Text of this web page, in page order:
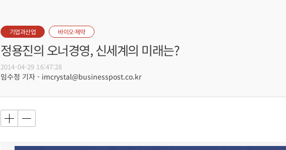
기업과산업 바이오·제약
정용진의 오너경영, 신세계의 미래는?
2014-04-29 16:47:28
임수정 기자 - imcrystal@businesspost.co.kr